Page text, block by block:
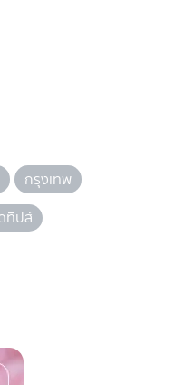
กรุงเทพ
ทิปส์